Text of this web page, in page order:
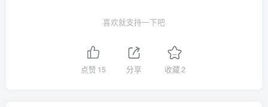
面饼仙儿 – NO.143 碧蓝航线 柴郡礼服[21P-251.3M]
喜欢就支持一下吧
点赞 15 分享 收藏2